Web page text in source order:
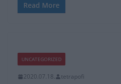
Read More
UNCATEGORIZED
2020.07.18. tetrapofi